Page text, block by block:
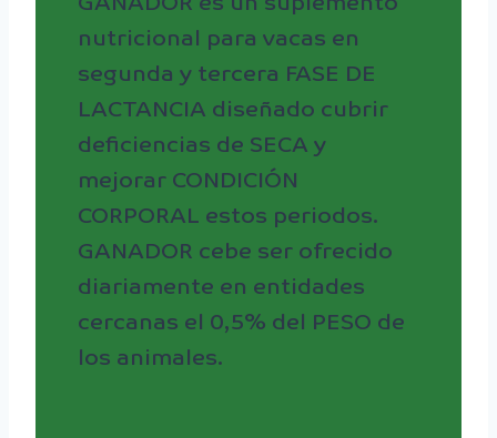
nutricional para vacas en
segunda y tercera FASE DE
LACTANCIA diseñado cubrir
deficiencias de SECA y
mejorar CONDICIÓN
CORPORAL estos periodos.
GANADOR cebe ser ofrecido
diariamente en entidades
cercanas el 0,5% del PESO de
los animales.